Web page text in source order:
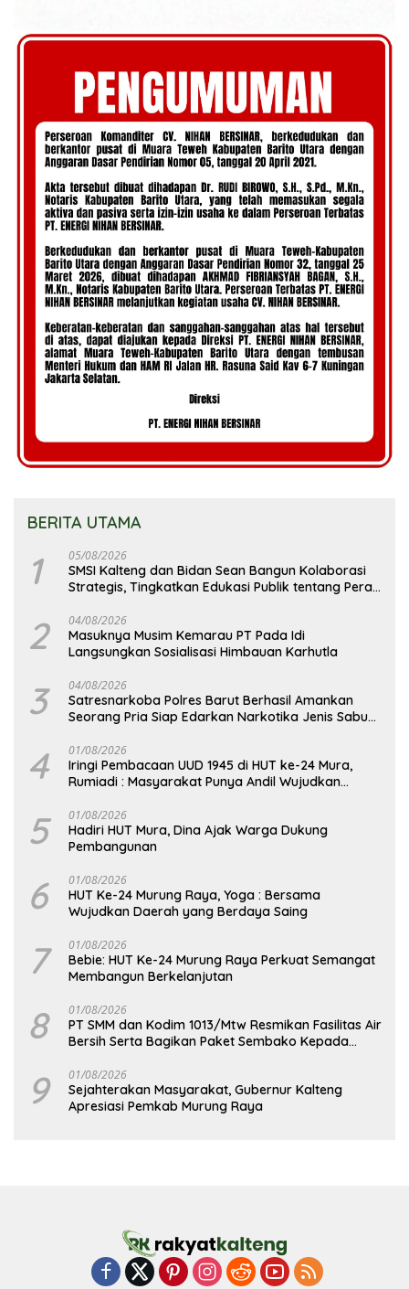
BERITA UTAMA
1 05/08/2026
SMSI Kalteng dan Bidan Sean Bangun Kolaborasi
Strategis, Tingkatkan Edukasi Publik tentang Peran
2 04/08/2026
Masuknya Musim Kemarau PT Pada Idi
Langsungkan Sosialisasi Himbauan Karhutla
3 04/08/2026
Satresnarkoba Polres Barut Berhasil Amankan
Seorang Pria Siap Edarkan Narkotika Jenis Sabu
4 01/08/2026
Iringi Pembacaan UUD 1945 di HUT ke-24 Mura,
Rumiadi : Masyarakat Punya Andil Wujudkan
5 01/08/2026
Hadiri HUT Mura, Dina Ajak Warga Dukung
Pembangunan
6 01/08/2026
HUT Ke-24 Murung Raya, Yoga : Bersama
Wujudkan Daerah yang Berdaya Saing
7 01/08/2026
Bebie: HUT Ke-24 Murung Raya Perkuat Semangat
Membangun Berkelanjutan
8 01/08/2026
PT SMM dan Kodim 1013/Mtw Resmikan Fasilitas Air
Bersih Serta Bagikan Paket Sembako Kepada
9 01/08/2026
Sejahterakan Masyarakat, Gubernur Kalteng
Apresiasi Pemkab Murung Raya